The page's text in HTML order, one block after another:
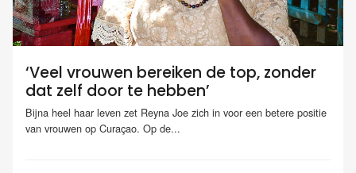
‘Veel vrouwen bereiken de top, zonder
dat zelf door te hebben’
Bijna heel haar leven zet Reyna Joe zich in voor een betere positie
van vrouwen op Curaçao. Op de...